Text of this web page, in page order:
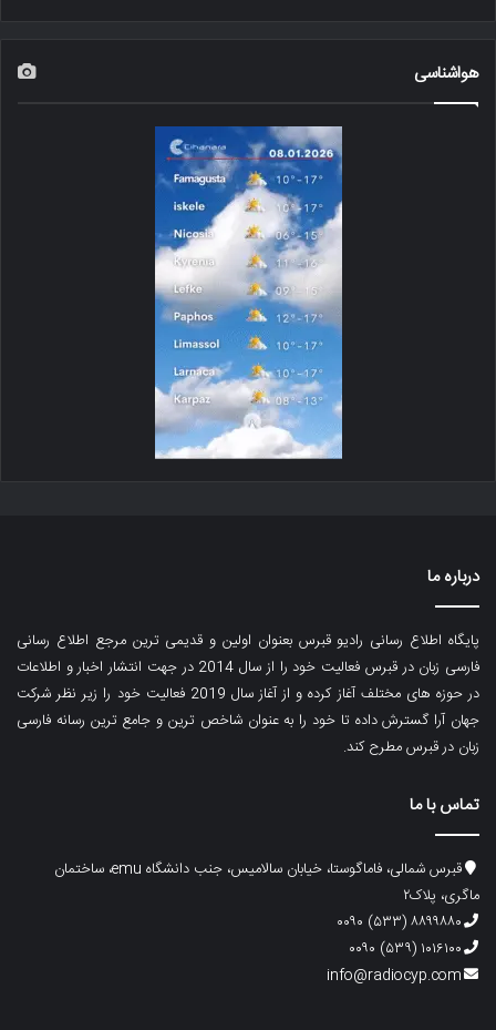
هواشناسی
درباره ما
پایگاه اطلاع رسانی رادیو قبرس بعنوان اولین و قدیمی ترین مرجع اطلاع رسانی
فارسی زبان در قبرس فعالیت خود را از سال 2014 در جهت انتشار اخبار و اطلاعات
در حوزه های مختلف آغاز کرده و از آغاز سال 2019 فعالیت خود را زیر نظر شرکت
جهان آرا گسترش داده تا خود را به عنوان شاخص ترین و جامع ترین رسانه فارسی
زبان در قبرس مطرح کند.
تماس با ما
قبرس شمالی، فاماگوستا، خیابان سالامیس، جنب دانشگاه emu، ساختمان
ماگری، پلاک۲
۸۸۹۹۸۸۰ (۵۳۳) ۰۰۹۰
۱۰۱۶۱۰۰ (۵۳۹) ۰۰۹۰
info@radiocyp.com